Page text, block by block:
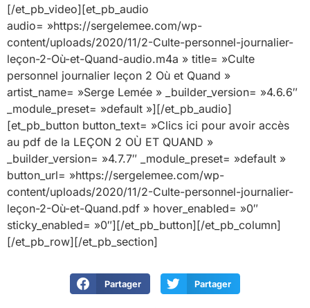
[/et_pb_video][et_pb_audio
audio= »https://sergelemee.com/wp-
content/uploads/2020/11/2-Culte-personnel-journalier-
leçon-2-Où-et-Quand-audio.m4a » title= »Culte
personnel journalier leçon 2 Où et Quand »
artist_name= »Serge Lemée » _builder_version= »4.6.6″
_module_preset= »default »][/et_pb_audio]
[et_pb_button button_text= »Clics ici pour avoir accès
au pdf de la LEÇON 2 OÙ ET QUAND »
_builder_version= »4.7.7″ _module_preset= »default »
button_url= »https://sergelemee.com/wp-
content/uploads/2020/11/2-Culte-personnel-journalier-
leçon-2-Où-et-Quand.pdf » hover_enabled= »0″
sticky_enabled= »0″][/et_pb_button][/et_pb_column]
[/et_pb_row][/et_pb_section]
Partager Partager